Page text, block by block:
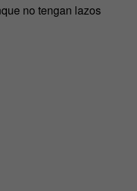
no tengan lazos